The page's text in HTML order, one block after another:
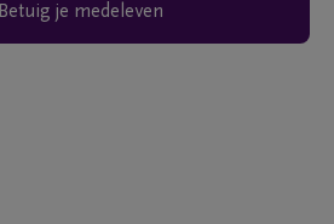
Betuig je medeleven